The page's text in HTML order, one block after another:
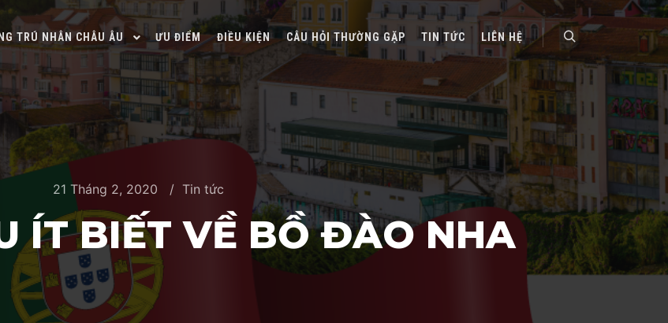
TRÚ NHÂN CHÂU ÂU ƯU ĐIỂM ĐIỀU KIỆN CÂU HỎI THƯỜNG GẶP TIN TỨC LIÊN HỆ
Search
21 Tháng 2, 2020 Tin tức
ÍT BIẾT VỀ BỒ ĐÀO NHA